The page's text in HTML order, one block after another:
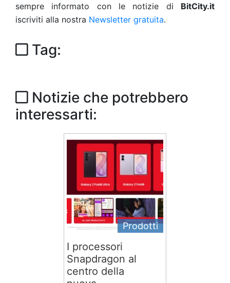
sempre informato con le notizie di BitCity.it
iscriviti alla nostra Newsletter gratuita.
Tag:
Notizie che potrebbero
interessarti:
Prodotti
I processori
Snapdragon al
centro della